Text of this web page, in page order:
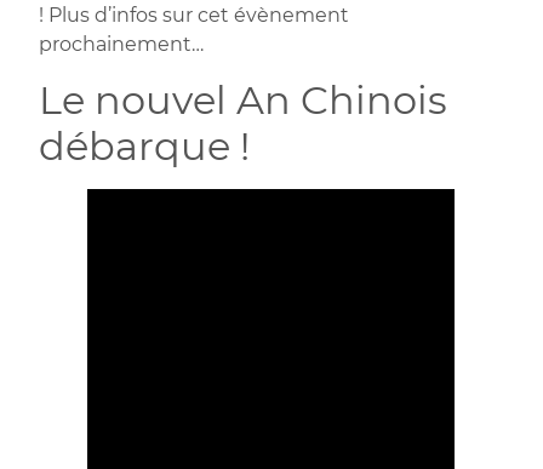
! Plus d’infos sur cet évènement
prochainement…
Le nouvel An Chinois
débarque !